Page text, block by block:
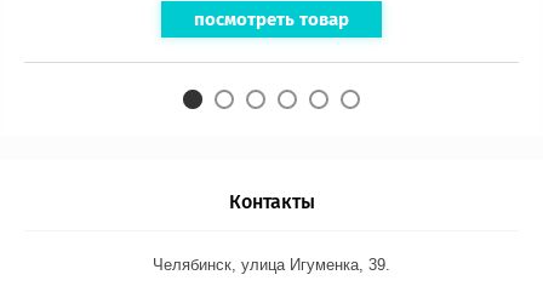
посмотреть товар
Контакты
Челябинск, улица Игуменка, 39.